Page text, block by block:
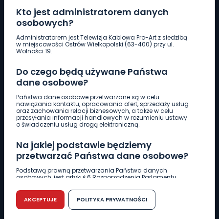
Kto jest administratorem danych
osobowych?
Administratorem jest Telewizja Kablowa Pro-Art z siedzibą
w miejscowości Ostrów Wielkopolski (63-400) przy ul.
Wolności 19.
Do czego będą używane Państwa
dane osobowe?
Państwa dane osobowe przetwarzane są w celu
nawiązania kontaktu, opracowania ofert, sprzedaży usług
oraz zachowania relacji biznesowych, a także w celu
przesyłania informacji handlowych w rozumieniu ustawy
o świadczeniu usług drogą elektroniczną.
Na jakiej podstawie będziemy
przetwarzać Państwa dane osobowe?
Podstawą prawną przetwarzania Państwa danych
osobowych, jest artykuł 6 Rozporządzenia Parlamentu
r. w sprawie ochrony osób fizycznych w związku z
przetwarzaniem danych osobowych w sprawie
swobodnego przepływu takich danych oraz uchylenia
dyrektywy 95/46/WE (RODO).
AKCEPTUJE POLITYKA PRYWATNOŚCI
Pobierz logotyp
661 997 997
REDAKCJA
62 735 22 22redakcja@wlkp24.info
DZIAŁ REKLAMY
62 735 01 85 reklama@wlkp24.info
WIADOMOŚCI
CIEKAWOSTKI